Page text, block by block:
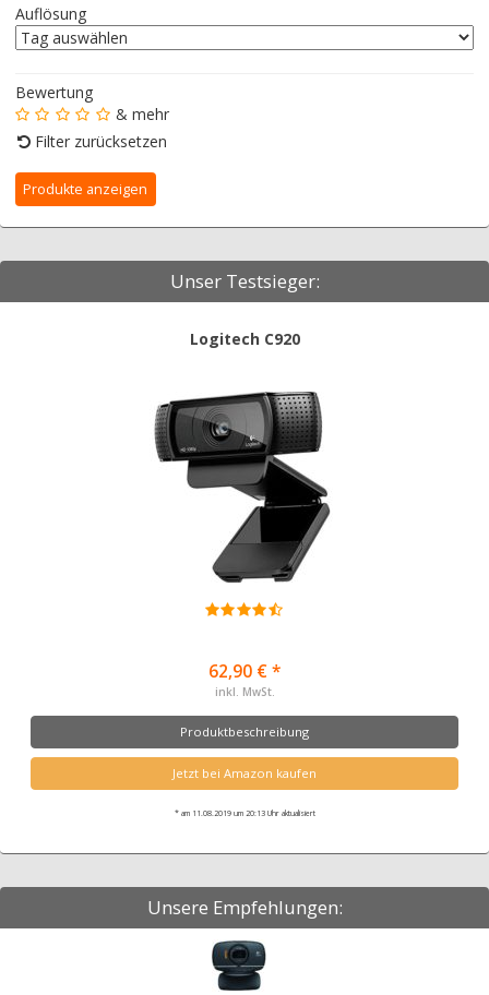
Auflösung
Bewertung
& mehr
Filter zurücksetzen
Unser Testsieger:
Logitech C920
62,90 € *
inkl. MwSt.
Produktbeschreibung
Jetzt bei Amazon kaufen
* am 11.08.2019 um 20:13 Uhr aktualisiert
Unsere Empfehlungen: